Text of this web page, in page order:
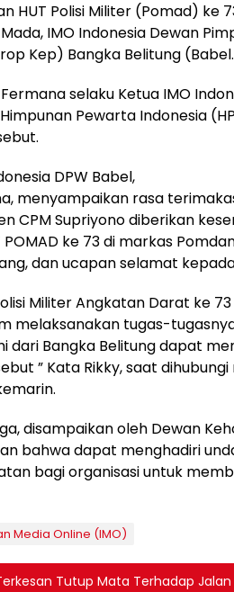
HUT Polisi Militer (Pomad) ke
IMO Indonesia Dewan
Kep) Bangka Belitung (Babel.
selaku Ketua IMO
Pewarta Indonesia
DPW Babel,
menyampaikan rasa
CPM Supriyono diberikan
POMAD ke 73 di markas
dan ucapan selamat
Militer Angkatan Darat ke
melaksanakan tugas-
dari Bangka Belitung dapat
” Kata Rikky, saat
disampaikan oleh Dewan
bahwa dapat menghadiri
bagi organisasi untuk
Media Online (IMO)
Tutup Mata Terhadap